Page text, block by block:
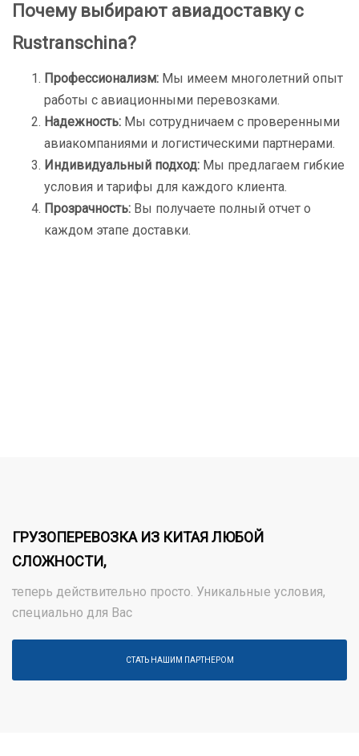
Почему выбирают авиадоставку с
Rustranschina?
Профессионализм: Мы имеем многолетний опыт
работы с авиационными перевозками.
Надежность: Мы сотрудничаем с проверенными
авиакомпаниями и логистическими партнерами.
Индивидуальный подход: Мы предлагаем гибкие
условия и тарифы для каждого клиента.
Прозрачность: Вы получаете полный отчет о
каждом этапе доставки.
ГРУЗОПЕРЕВОЗКА ИЗ КИТАЯ ЛЮБОЙ
СЛОЖНОСТИ,
теперь действительно просто. Уникальные условия,
специально для Вас
СТАТЬ НАШИМ ПАРТНЕРОМ